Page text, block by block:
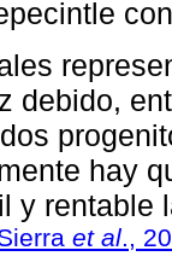
debido,
hay
y rentable
et al .,